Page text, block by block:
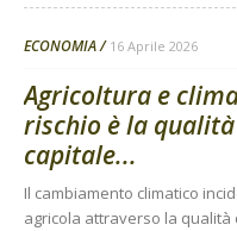
ECONOMIA 16 Aprile 2026
Agricoltura e
rischio è la
capitale...
Il cambiamento climatico
agricola attraverso la